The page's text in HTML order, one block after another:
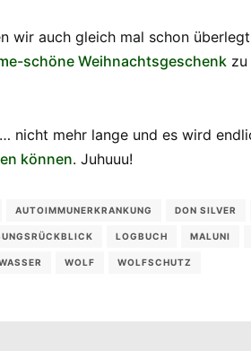
wir auch gleich mal schon
schöne Weihnachtsgeschenk zu
nicht mehr lange und es wird
können. Juhuuu!
AUTOIMMUNERKRANKUNG DON SILVER
LOGBUCH MALUNI
WOLF WOLFSCHUTZ